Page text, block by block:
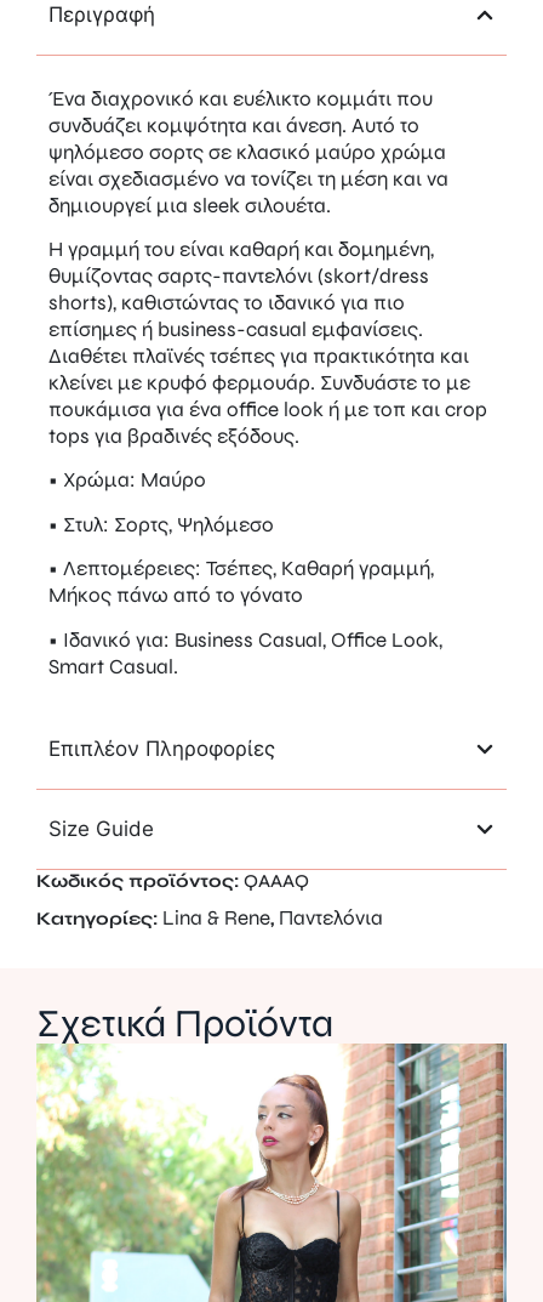
Περιγραφή
Ένα διαχρονικό και ευέλικτο κομμάτι που
συνδυάζει κομψότητα και άνεση. Αυτό το
ψηλόμεσο σορτς σε κλασικό μαύρο χρώμα
είναι σχεδιασμένο να τονίζει τη μέση και να
δημιουργεί μια sleek σιλουέτα.
Η γραμμή του είναι καθαρή και δομημένη,
θυμίζοντας σαρτς-παντελόνι (skort/dress
shorts), καθιστώντας το ιδανικό για πιο
επίσημες ή business-casual εμφανίσεις.
Διαθέτει πλαϊνές τσέπες για πρακτικότητα και
κλείνει με κρυφό φερμουάρ. Συνδυάστε το με
πουκάμισα για ένα office look ή με τοπ και crop
tops για βραδινές εξόδους.
• Χρώμα: Μαύρο
• Στυλ: Σορτς, Ψηλόμεσο
• Λεπτομέρειες: Τσέπες, Καθαρή γραμμή,
Μήκος πάνω από το γόνατο
• Ιδανικό για: Business Casual, Office Look,
Smart Casual.
Επιπλέον Πληροφορίες
Size Guide
Κωδικός προϊόντος: QAAAQ
Κατηγορίες: Lina & Rene, Παντελόνια
Σχετικά Προϊόντα